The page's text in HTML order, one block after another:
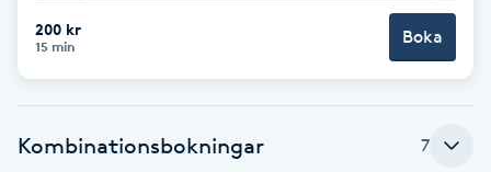
BIAB
Bottenfärg
200 kr
15 min Boka
Kombinationsbokningar 7